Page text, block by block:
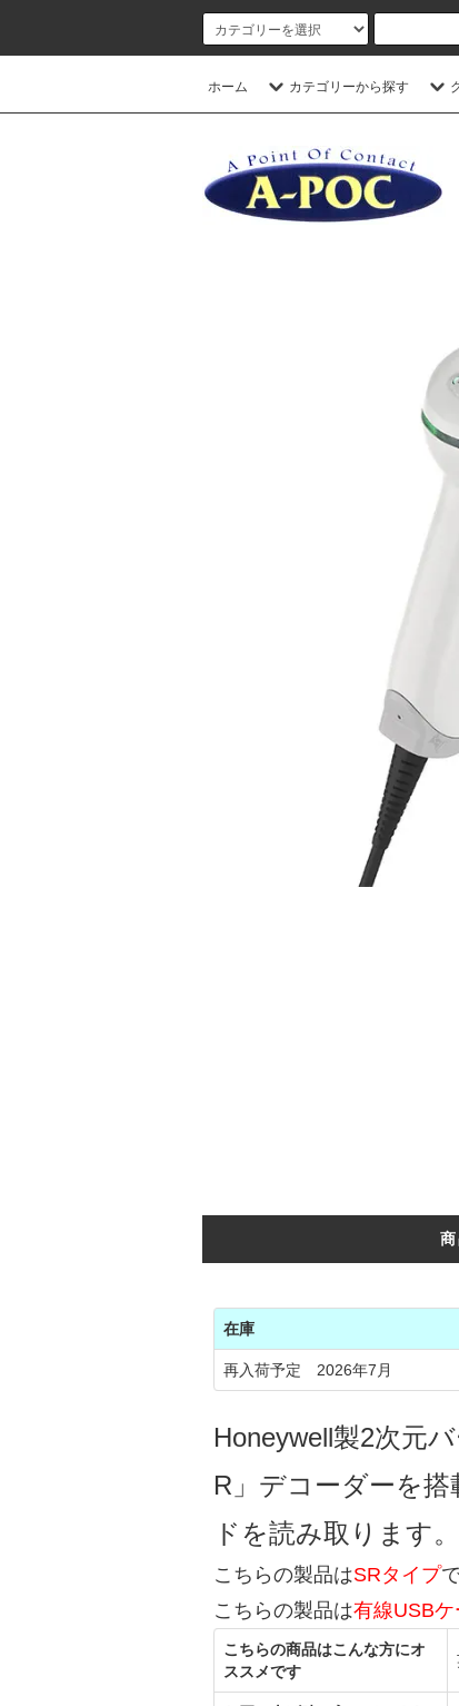
ホーム カテゴリーから探す
在庫
再入荷予定 2026年7月
Honeywell製2次元
R」デコーダーを
ドを読み取ります。
こちらの製品はSRタイプ
こちらの製品は有線USB
こちらの商品はこんな方にオ
ススメです